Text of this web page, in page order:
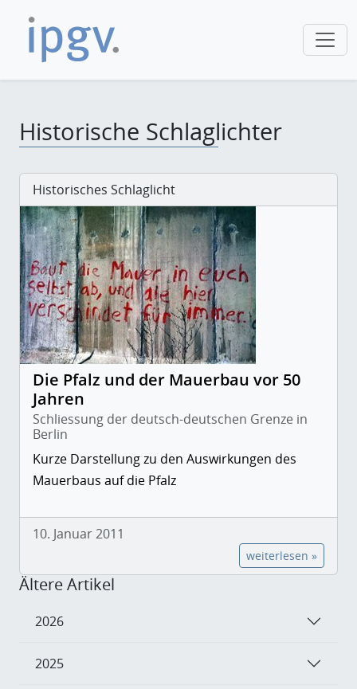
Historische Schlaglichter
Historisches Schlaglicht
Die Pfalz und der Mauerbau vor 50
Jahren
Schliessung der deutsch-deutschen Grenze in
Berlin
Kurze Darstellung zu den Auswirkungen des
Mauerbaus auf die Pfalz
10. Januar 2011
weiterlesen »
Ältere Artikel
2026
2025